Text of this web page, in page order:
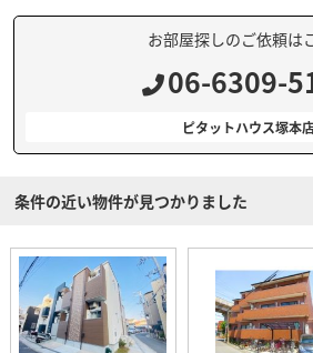
お部屋探しのご依頼は
06-6309-
ピタットハウス塚本
条件の近い物件が見つかりました